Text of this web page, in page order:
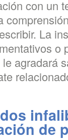
con un
La
o
agradará
de